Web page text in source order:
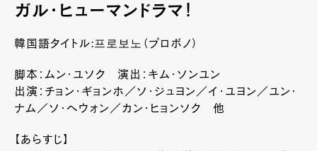
ガル・ヒューマンドラマ！
韓国語タイトル:프로보노（プロボノ）
脚本：ムン・ユソク 演出：キム・ソンユン
出演：チョン・ギョンホ／ソ・ジュヨン／イ・ユヨン／ユン・
ナム／ソ・ヘウォン／カン・ヒョンソク 他
【あらすじ】